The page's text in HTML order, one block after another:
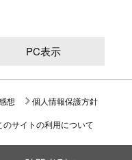
PC表示
想
個人情報保護方針
のサイトの利用について